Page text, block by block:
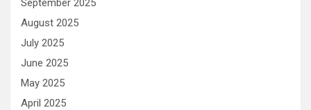
September 2025
August 2025
July 2025
June 2025
May 2025
April 2025